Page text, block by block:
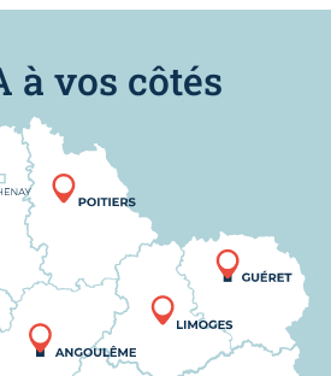
à vos côtés